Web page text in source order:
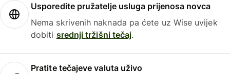
Usporedite pružatelje usluga prijenosa novca
Nema skrivenih naknada pa ćete uz Wise uvijek
dobiti srednji tržišni tečaj.
Pratite tečajeve valuta uživo